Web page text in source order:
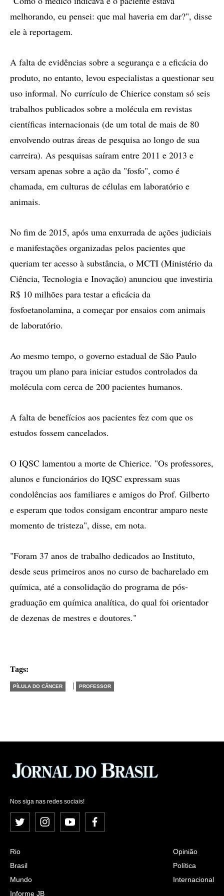
melhorando, eu pensei: que mal haveria em dar?", disse
ele à reportagem.
A falta de evidências sobre a segurança e a eficácia do
produto, no entanto, levou especialistas a questionar seu
uso informal. No currículo de Chierice constam só seis
trabalhos publicados sobre a molécula em revistas
científicas internacionais (de um total de mais de 80
envolvendo outras áreas de pesquisa ao longo de sua
carreira). As pesquisas saíram entre 2011 e 2013 e
versam apenas sobre a ação da "fosfo", como é
chamada, em culturas de células em laboratório e
animais.
No fim de 2015, após uma enxurrada de ações judiciais
e manifestações organizadas pelos pacientes que
queriam ter acesso à substância, o MCTI (Ministério da
Ciência, Tecnologia e Inovação) anunciou que investiria
R$ 10 milhões para testar a eficácia da
fosfoetanolamina, a começar por ensaios com animais
de laboratório.
Ao mesmo tempo, o governo estadual de São Paulo
traçou um plano para iniciar estudos controlados da
molécula com cerca de 200 pacientes humanos.
A falta de benefícios aos pacientes fez com que os
estudos fossem cancelados.
O IQSC lamentou a morte de Chierice. "Os professores,
alunos e funcionários do IQSC expressam suas
condolências aos familiares e amigos do Prof. Gilberto
e esperam que todos consigam encontrar amparo neste
momento de tristeza", disse, em nota.
"Foram 37 anos de trabalho dedicados ao Instituto,
desde seus primeiros anos no curso de bacharelado em
química, até a consolidação do programa de pós-
graduação em química analítica, do qual foi orientador
de dezenas de mestres e doutores."
Tags:
PÍLULA DO CÂNCER | PROFESSOR
Nos siga nas redes sociais!
Twitter InstagramYouTubeFacebook
Rio
Brasil
Mundo
Informe JB
Opinião
Política
Internacional